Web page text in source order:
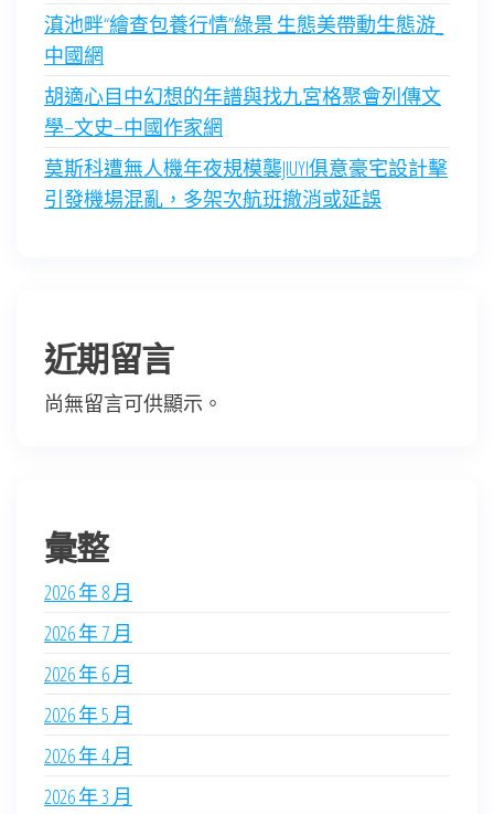
滇池畔“繪查包養行情”綠景 生態美帶動生態游_
中國網
胡適心目中幻想的年譜與找九宮格聚會列傳文
學–文史–中國作家網
莫斯科遭無人機年夜規模襲JIUYI俱意豪宅設計擊
引發機場混亂，多架次航班撤消或延誤
近期留言
尚無留言可供顯示。
彙整
2026 年 8 月
2026 年 7 月
2026 年 6 月
2026 年 5 月
2026 年 4 月
2026 年 3 月